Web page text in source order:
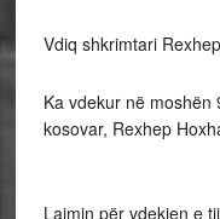
Vdiq shkrimtari
Ka vdekur në
kosovar, Rexhep
Lajmin për vdekjen e